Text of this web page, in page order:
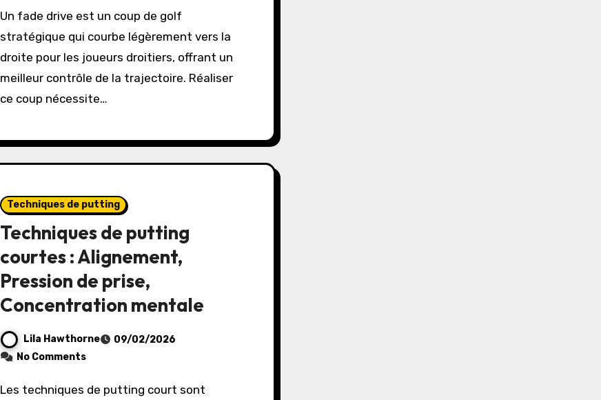
Un fade drive est un coup de golf
stratégique qui courbe légèrement vers la
droite pour les joueurs droitiers, offrant un
meilleur contrôle de la trajectoire. Réaliser
ce coup nécessite…
Techniques de putting
Techniques de putting
courtes : Alignement,
Pression de prise,
Concentration mentale
Lila Hawthorne
09/02/2026
No Comments
Les techniques de putting court sont